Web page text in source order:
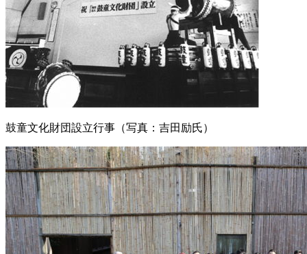
鼓童文化財団設立行事（写真：吉田励氏）